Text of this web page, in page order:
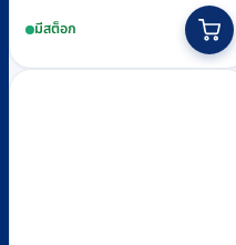
was:
฿7,130.
is:
฿6,500.
มีสต็อก